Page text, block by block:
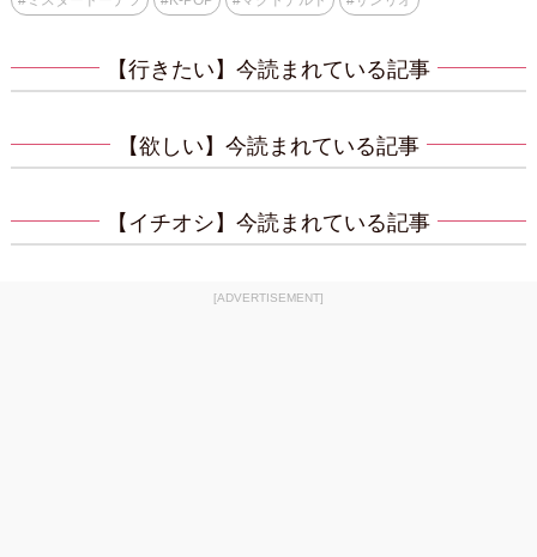
【行きたい】今読まれている記事
【欲しい】今読まれている記事
【イチオシ】今読まれている記事
[ADVERTISEMENT]